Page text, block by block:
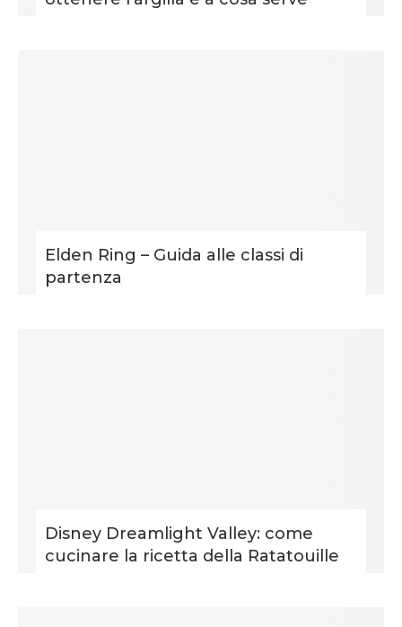
Elden Ring – Guida alle classi di
partenza
Disney Dreamlight Valley: come
cucinare la ricetta della Ratatouille